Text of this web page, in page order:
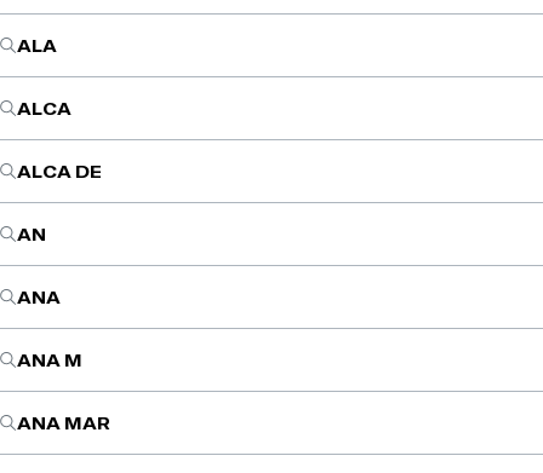
ALA
ALCA
ALCA DE
AN
ANA
ANA M
ANA MAR